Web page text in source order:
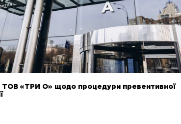
ТОВ «ТРИ О» щодо процедури превентивної